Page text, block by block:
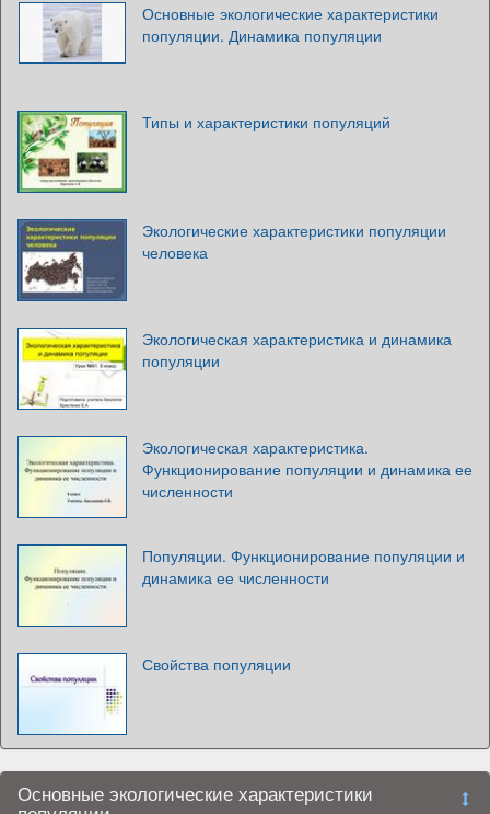
Основные экологические характеристики
популяции. Динамика популяции
Типы и характеристики популяций
Экологические характеристики популяции
человека
Экологическая характеристика и динамика
популяции
Экологическая характеристика.
Функционирование популяции и динамика ее
численности
Популяции. Функционирование популяции и
динамика ее численности
Свойства популяции
Основные экологические характеристики